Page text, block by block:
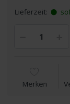
Lieferzeit:
Merken